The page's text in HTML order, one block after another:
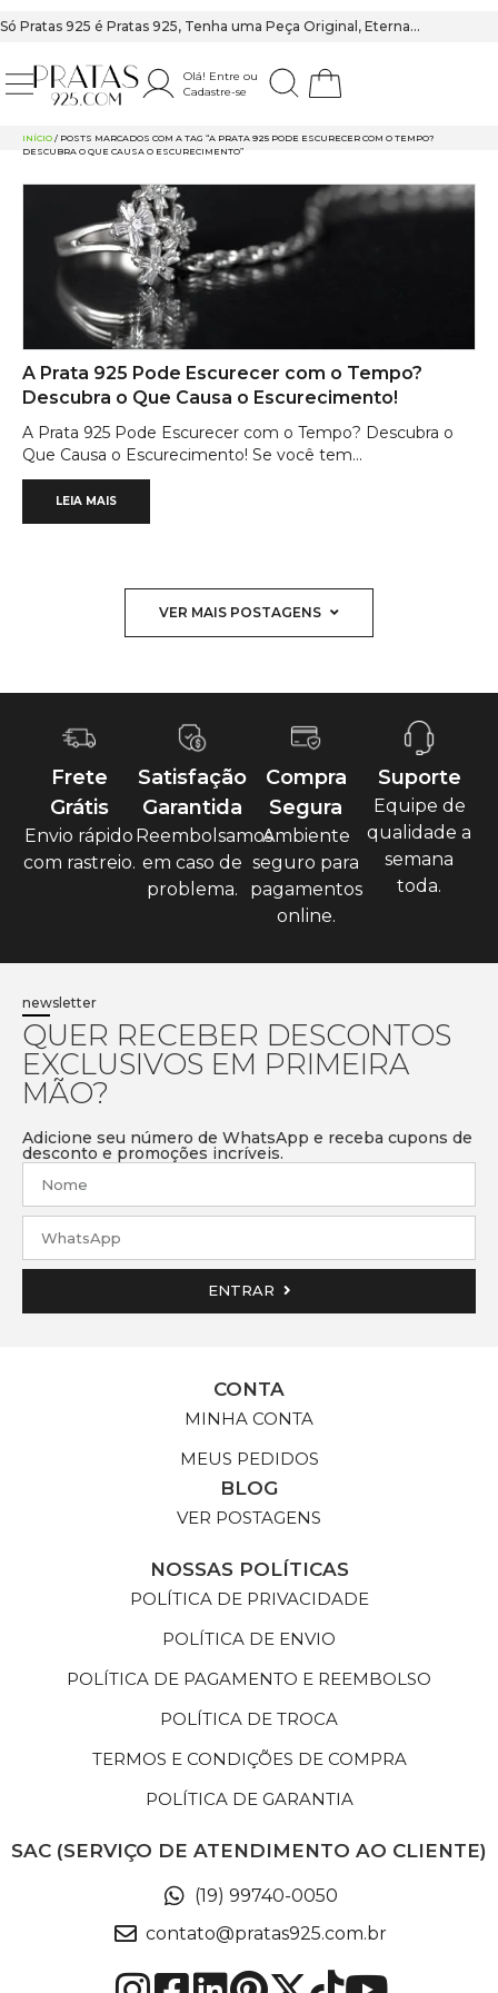
Só Pratas 925 é Pratas 925, Tenha uma Peça Original, Eterna…
Olá! Entre ou
Cadastre-se
INÍCIO / POSTS MARCADOS COM A TAG “A PRATA 925 PODE ESCURECER COM O TEMPO?
DESCUBRA O QUE CAUSA O ESCURECIMENTO”
A Prata 925 Pode Escurecer com o Tempo?
Descubra o Que Causa o Escurecimento!
A Prata 925 Pode Escurecer com o Tempo? Descubra o
Que Causa o Escurecimento! Se você tem...
LEIA MAIS
VER MAIS POSTAGENS
Frete
Grátis
Envio rápido
com rastreio.
Satisfação
Garantida
Reembolsamos
em caso de
problema.
Compra
Segura
Ambiente
seguro para
pagamentos
online.
Suporte
Equipe de
qualidade a
semana
toda.
newsletter
QUER RECEBER DESCONTOS
EXCLUSIVOS EM PRIMEIRA
MÃO?
Adicione seu número de WhatsApp e receba cupons de
desconto e promoções incríveis.
ENTRAR
CONTA
MINHA CONTA
MEUS PEDIDOS
BLOG
VER POSTAGENS
NOSSAS POLÍTICAS
POLÍTICA DE PRIVACIDADE
POLÍTICA DE ENVIO
POLÍTICA DE PAGAMENTO E REEMBOLSO
POLÍTICA DE TROCA
TERMOS E CONDIÇÕES DE COMPRA
POLÍTICA DE GARANTIA
SAC (SERVIÇO DE ATENDIMENTO AO CLIENTE)
(19) 99740-0050
contato@pratas925.com.br